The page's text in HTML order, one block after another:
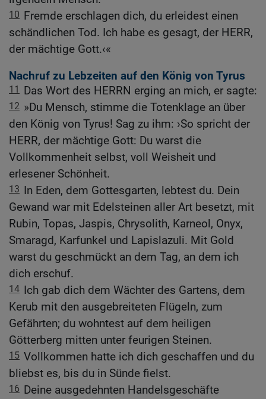
10 Fremde erschlagen dich, du erleidest einen
schändlichen Tod. Ich habe es gesagt, der HERR,
der mächtige Gott.‹«
Nachruf zu Lebzeiten auf den König von Tyrus
11 Das Wort des HERRN erging an mich, er sagte:
12 »Du Mensch, stimme die Totenklage an über
den König von Tyrus! Sag zu ihm: ›So spricht der
HERR, der mächtige Gott: Du warst die
Vollkommenheit selbst, voll Weisheit und
erlesener Schönheit.
13 In Eden, dem Gottesgarten, lebtest du. Dein
Gewand war mit Edelsteinen aller Art besetzt, mit
Rubin, Topas, Jaspis, Chrysolith, Karneol, Onyx,
Smaragd, Karfunkel und Lapislazuli. Mit Gold
warst du geschmückt an dem Tag, an dem ich
dich erschuf.
14 Ich gab dich dem Wächter des Gartens, dem
Kerub mit den ausgebreiteten Flügeln, zum
Gefährten; du wohntest auf dem heiligen
Götterberg mitten unter feurigen Steinen.
15 Vollkommen hatte ich dich geschaffen und du
bliebst es, bis du in Sünde fielst.
16 Deine ausgedehnten Handelsgeschäfte